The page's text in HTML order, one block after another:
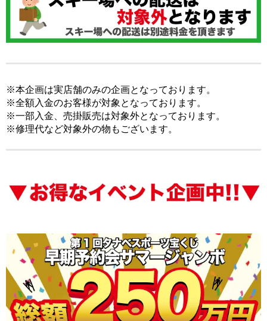
※本企画は実店舗のみの企画となっております。
※全額入金のお客様が対象となっております。
※一部入金、売掛販売は対象外となっております。
※修理代など対象外の物もございます。